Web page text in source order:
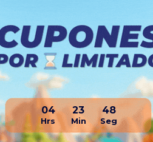
04 23 48
503
Disponible PickUp
Disponible Envío